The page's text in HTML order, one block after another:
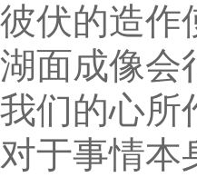
彼伏的造作
湖面成像会
我们的心所
对于事情本